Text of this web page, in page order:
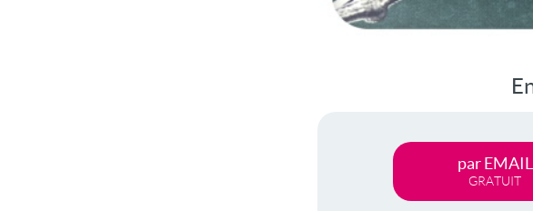
par EMAIL
GRATUIT